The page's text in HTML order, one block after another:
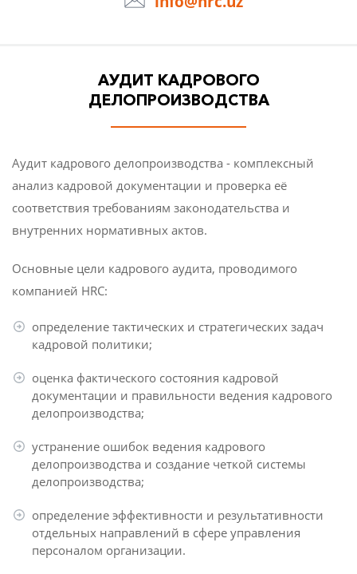
Тестирование и оценка персонала
HR софт
Аудит кадрового делопроизводства
О КОМПАНИИ
СТАТЬИ
НОВОСТИ
КОНТАКТЫ
АУДИТ КАДРОВОГО
ДЕЛОПРОИЗВОДСТВА
Аудит кадрового делопроизводства - комплексный
анализ кадровой документации и проверка её
соответствия требованиям законодательства и
внутренних нормативных актов.
Основные цели кадрового аудита, проводимого
компанией HRC:
определение тактических и стратегических задач
кадровой политики;
оценка фактического состояния кадровой
документации и правильности ведения кадрового
делопроизводства;
устранение ошибок ведения кадрового
делопроизводства и создание четкой системы
делопроизводства;
определение эффективности и результативности
отдельных направлений в сфере управления
персоналом организации.